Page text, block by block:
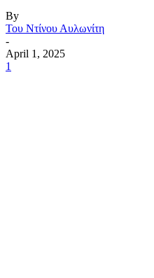
By
Του Ντίνου Αυλωνίτη
-
April 1, 2025
1